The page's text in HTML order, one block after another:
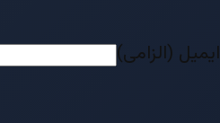
ایمیل (الزامی)